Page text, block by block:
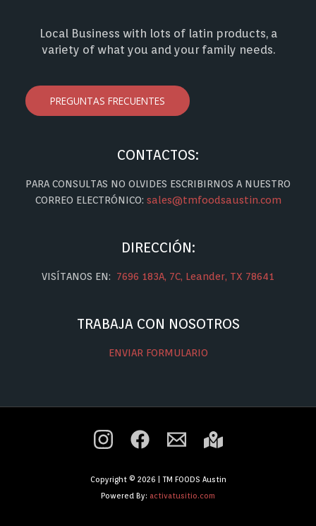
Local Business with lots of latin products, a
variety of what you and your family needs.
PREGUNTAS FRECUENTES
CONTACTOS:
PARA CONSULTAS NO OLVIDES ESCRIBIRNOS A NUESTRO
CORREO ELECTRÓNICO: sales@tmfoodsaustin.com
DIRECCIÓN:
VISÍTANOS EN: 7696 183A, 7C, Leander, TX 78641
TRABAJA CON NOSOTROS
ENVIAR FORMULARIO
Copyright © 2026 | TM FOODS Austin
Powered By: activatusitio.com